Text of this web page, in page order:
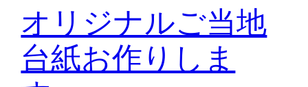
オリジナルご当地
台紙お作りしま